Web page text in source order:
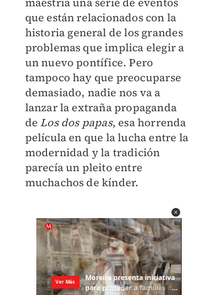
que están relacionados con la
historia general de los grandes
problemas que implica elegir a
un nuevo pontífice. Pero
tampoco hay que preocuparse
demasiado, nadie nos va a
lanzar la extraña propaganda
de Los dos papas, esa horrenda
película en que la lucha entre la
modernidad y la tradición
parecía un pleito entre
muchachos de kínder.